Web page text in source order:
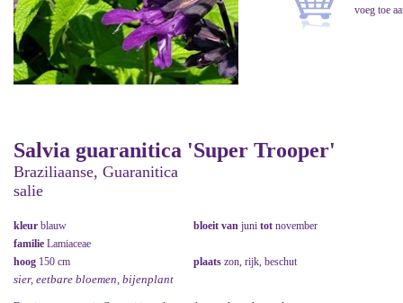
Salvia guaranitica 'Super Trooper'
Braziliaanse, Guaranitica
salie
kleur blauw bloeit van juni tot november
familie Lamiaceae
hoog 150 cm plaats zon, rijk, beschut
sier, eetbare bloemen, bijenplant